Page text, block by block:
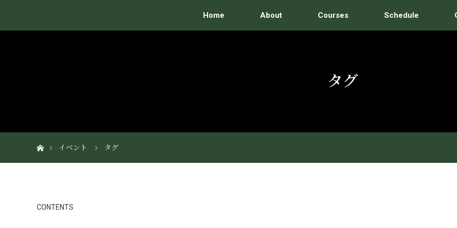
Home About Courses Schedule
タグ
イベント
タグ
CONTENTS